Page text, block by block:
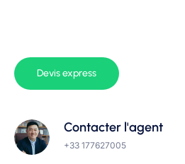
Devis express
Contacter l'agent
+33 177627005